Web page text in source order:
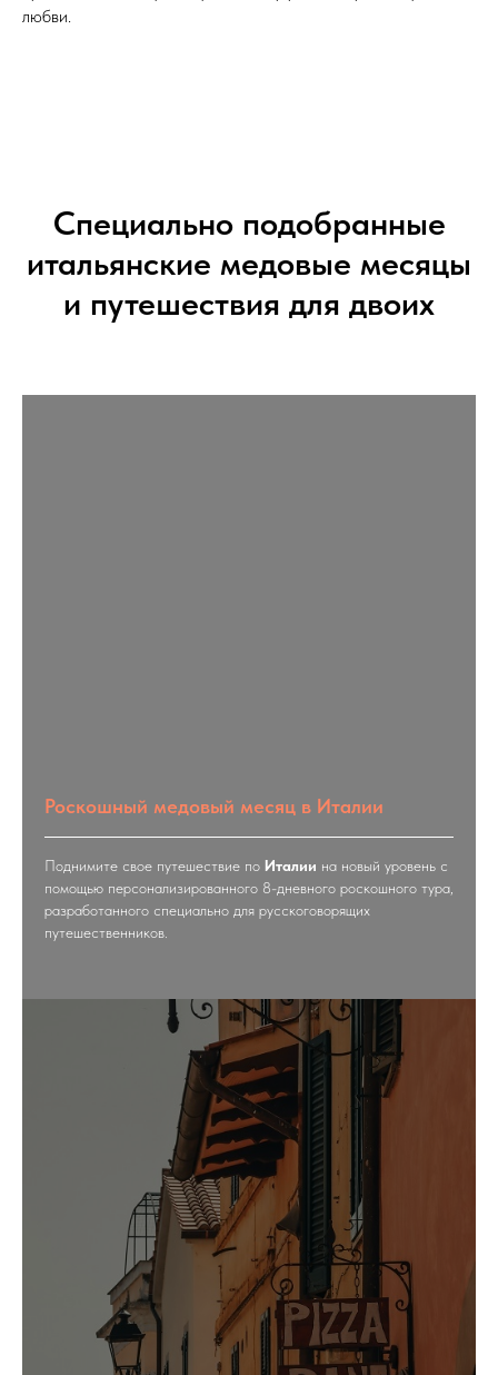
любви.
Специально подобранные
итальянские медовые месяцы
и путешествия для двоих
Роскошный медовый месяц в Италии
Поднимите свое путешествие по Италии на новый уровень с
помощью персонализированного 8-дневного роскошного тура,
разработанного специально для русскоговорящих
путешественников.